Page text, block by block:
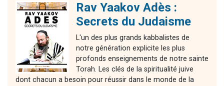
Rav Yaakov Adès :
Secrets du Judaisme
L'un des plus grands kabbalistes de
notre génération explicite les plus
profonds enseignements de notre sainte
Torah. Les clés de la spiritualité juive
dont chacun a besoin pour réussir dans le monde de la